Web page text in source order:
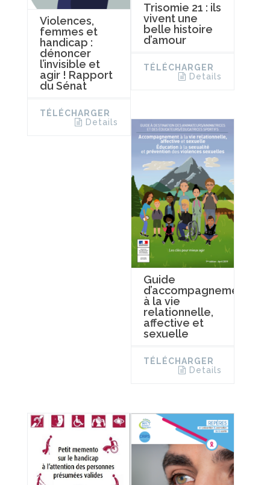
Violences,
femmes et
handicap :
dénoncer
l’invisible et
agir ! Rapport
du Sénat
TÉLÉCHARGER
Details
Trisomie 21 : ils
vivent une
belle histoire
d’amour
TÉLÉCHARGER
Details
Guide
d’accompagnement
à la vie
relationnelle,
affective et
sexuelle
TÉLÉCHARGER
Details